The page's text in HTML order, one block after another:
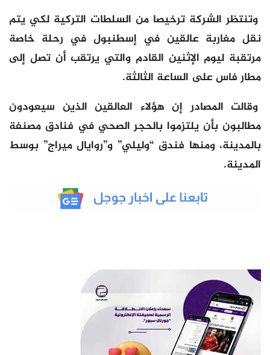
وتنتظر الشركة ترخيصا من السلطات التركية لكي يتم
نقل مغاربة عالقين في إسطنبول في رحلة خاصة
مرتقبة ليوم الإثنين القادم والتي يرتقب أن تصل إلى
مطار فاس على الساعة الثالثة.
وقالت المصادر إن هؤلاء العالقين الذين سيعودون
مطالبون بأن يلتزموا بالحجر الصحي في فنادق مصنفة
بالمدينة، ومنها فندق “وليلي” و”روايال ميراج” بوسط
المدينة.